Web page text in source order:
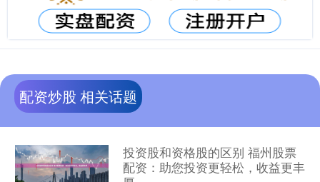
配资炒股 相关话题
投资股和资格股的区别 福州股票
配资：助您投资更轻松，收益更丰